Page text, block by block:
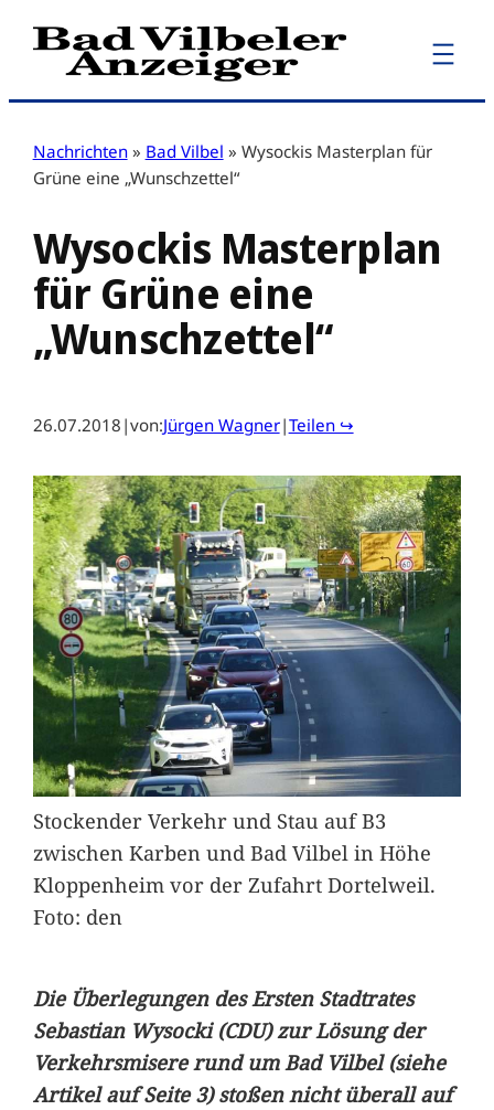
Zum
Inhalt
Nachrichten » Bad Vilbel » Wysockis Masterplan für
Grüne eine „Wunschzettel“
Wysockis Masterplan
für Grüne eine
„Wunschzettel“
26.07.2018 |von:Jürgen Wagner|Teilen ↪
Stockender Verkehr und Stau auf B3
zwischen Karben und Bad Vilbel in Höhe
Kloppenheim vor der Zufahrt Dortelweil.
Foto: den
Die Überlegungen des Ersten Stadtrates
Sebastian Wysocki (CDU) zur Lösung der
Verkehrsmisere rund um Bad Vilbel (siehe
Artikel auf Seite 3) stoßen nicht überall auf